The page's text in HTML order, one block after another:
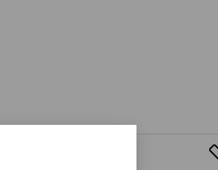
on saatavilla valittuun osoitteeseen.